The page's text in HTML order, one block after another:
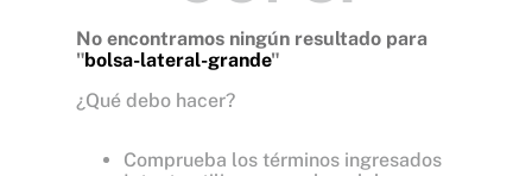
No encontramos ningún resultado para
"bolsa-lateral-grande"
¿Qué debo hacer?
Comprueba los términos ingresados